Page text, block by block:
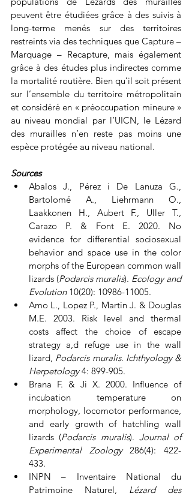
peuvent être étudiées grâce à des suivis à
long-terme menés sur des territoires
restreints via des techniques que Capture –
Marquage – Recapture, mais également
grâce à des études plus indirectes comme
la mortalité routière. Bien qu’il soit présent
sur l’ensemble du territoire métropolitain
et considéré en « préoccupation mineure »
au niveau mondial par l’UICN, le Lézard
des murailles n’en reste pas moins une
espèce protégée au niveau national.
Sources
Abalos J., Pérez i De Lanuza G.,
Bartolomé A., Liehrmann O.,
Laakkonen H., Aubert F., Uller T.,
Carazo P. & Font E. 2020. No
evidence for differential sociosexual
behavior and space use in the color
morphs of the European common wall
lizards (Podarcis muralis). Ecology and
Evolution 10(20): 10986-11005.
Amo L., Lopez P., Martin J. & Douglas
M.E. 2003. Risk level and thermal
costs affect the choice of escape
strategy a,d refuge use in the wall
lizard, Podarcis muralis. Ichthyology &
Herpetology 4: 899-905.
Brana F. & Ji X. 2000. Influence of
incubation temperature on
morphology, locomotor performance,
and early growth of hatchling wall
lizards (Podarcis muralis). Journal of
Experimental Zoology 286(4): 422-
433.
INPN – Inventaire National du
Patrimoine Naturel, Lézard des